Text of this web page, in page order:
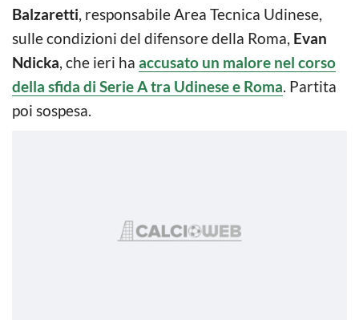
Balzaretti, responsabile Area Tecnica Udinese,
sulle condizioni del difensore della Roma, Evan
Ndicka, che ieri ha accusato un malore nel corso
della sfida di Serie A tra Udinese e Roma. Partita
poi sospesa.